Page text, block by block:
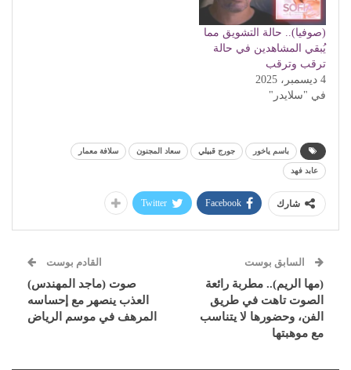
(صوفيا).. حالة التشويق مما
يُبقي المشاهدين في حالة
ترقب وترقب
4 ديسمبر، 2025
في "سلايدر"
باسم ياخور جورج قبيلي سعاد المجنون سلافة معمار
عابد فهد
شارك Facebook
Twitter
السابق بوست
(مها الريم).. مطربة رائعة
الصوت تاهت في طريق
الفن، وحضورها لا يتناسب
مع موهبتها
القادم بوست
صوت (ماجد المهندس)
العذب ينصهر مع إحساسه
المرهف في موسم الرياض